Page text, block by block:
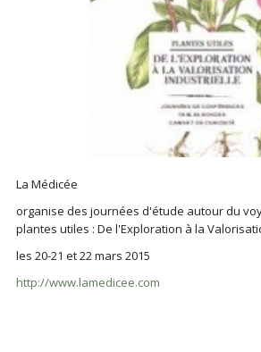
La Médicée
organise des journées d'étude autour du
plantes utiles : De l'Exploration à la
les 20-21 et 22 mars 2015
http://www.lamedicee.com